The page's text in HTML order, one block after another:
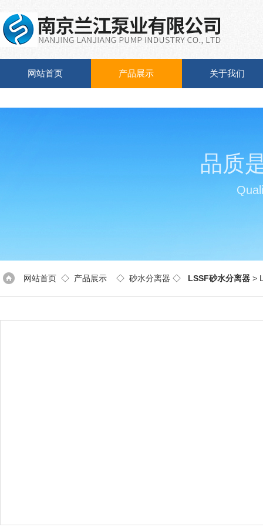
网站首页 产品展示 关于我们
品质
网站首页 ◇ 产品展示 ◇ 砂水分离器 ◇ LSSF砂水分离器 >